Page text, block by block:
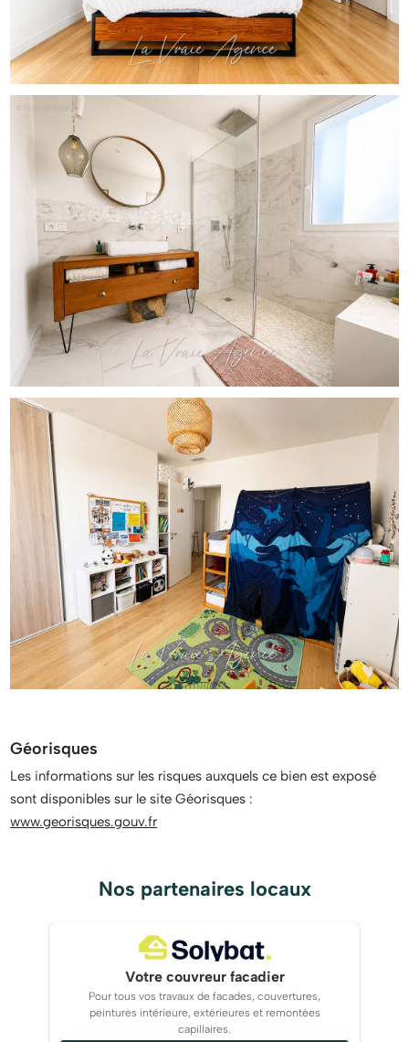
Géorisques
Les informations sur les risques auxquels ce bien est exposé
sont disponibles sur le site Géorisques :
www.georisques.gouv.fr
Nos partenaires locaux
Votre couvreur facadier
Pour tous vos travaux de facades, couvertures,
peintures intérieure, extérieures et remontées
capillaires.